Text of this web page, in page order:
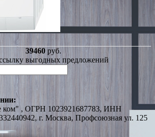
39460 руб.
выгодных предложений
, ОГРН 1023921687783, ИНН
г. Москва, Профсоюзная ул. 125